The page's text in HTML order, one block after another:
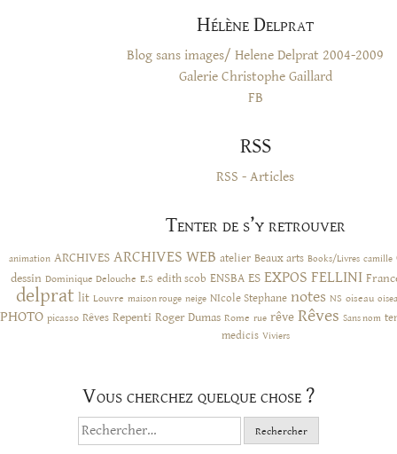
Hélène Delprat
Blog sans images/ Helene Delprat 2004-2009
Galerie Christophe Gaillard
FB
RSS
RSS - Articles
Tenter de s’y retrouver
animation ARCHIVES ARCHIVES WEB atelier Beaux arts Books/Livres camille
dessin Dominique Delouche E.S edith scob ENSBA ES EXPOS FELLINI
delprat lit Louvre maison rouge neige NIcole Stephane notes NS oiseau
PHOTO picasso Rêves Repenti Roger Dumas Rome rue rêve Rêves Sans nom
medicis Viviers
Vous cherchez quelque chose ?
Rechercher :